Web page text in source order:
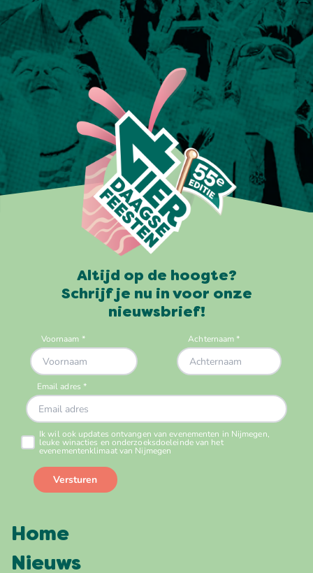
Altijd op de hoogte?
Schrijf je nu in voor onze
nieuwsbrief!
Home
Nieuws